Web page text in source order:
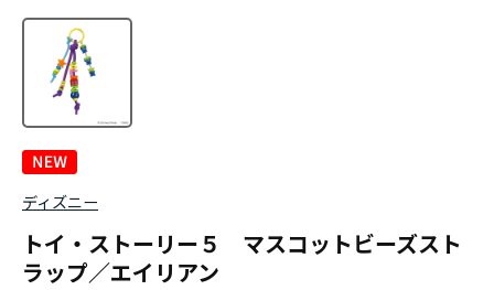
ディズニー
トイ・ストーリー５ マスコットビーズスト
ラップ／エイリアン